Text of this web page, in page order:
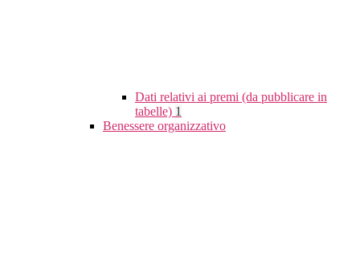
Dati relativi ai premi (da pubblicare in
tabelle) 1
Benessere organizzativo